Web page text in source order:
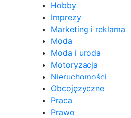
Hobby
Imprezy
Marketing i reklama
Moda
Moda i uroda
Motoryzacja
Nieruchomości
Obcojęzyczne
Praca
Prawo